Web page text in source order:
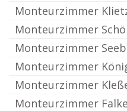
Monteurzimmer
Monteurzimmer
Monteurzimmer
Monteurzimmer
Monteurzimmer
Monteurzimmer